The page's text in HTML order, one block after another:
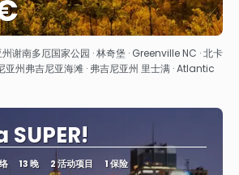
看到
州谢南多厄国家公园 · 林奇堡 · Greenville NC · 北卡
亚州弗吉尼亚海滩 · 弗吉尼亚州 里士满 · Atlantic
13 晚 2 活动项目 1 保险